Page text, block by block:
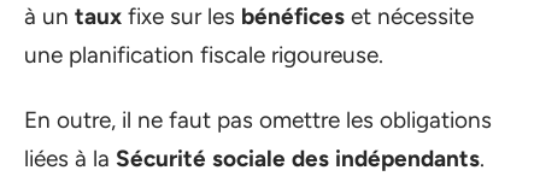
à un taux fixe sur les bénéfices et nécessite
une planification fiscale rigoureuse.
En outre, il ne faut pas omettre les obligations
liées à la Sécurité sociale des indépendants.